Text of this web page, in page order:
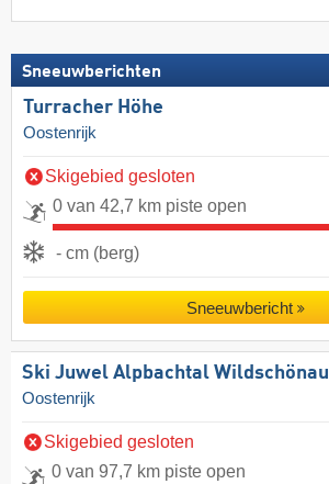
Sneeuwberichten
Turracher Höhe
Oostenrijk
Skigebied gesloten
0 van 42,7 km piste open
- cm (berg)
Sneeuwbericht
Ski Juwel Alpbachtal Wildschönau
Oostenrijk
Skigebied gesloten
0 van 97,7 km piste open